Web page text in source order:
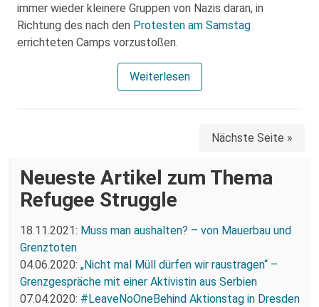
immer wieder kleinere Gruppen von Nazis daran, in
Richtung des nach den Protesten am Samstag
errichteten Camps vorzustoßen.
Weiterlesen
Nächste Seite »
Neueste Artikel zum Thema
Refugee Struggle
18.11.2021: Muss man aushalten? – von Mauerbau und
Grenztoten
04.06.2020: „Nicht mal Müll dürfen wir raustragen“ –
Grenzgespräche mit einer Aktivistin aus Serbien
07.04.2020: #LeaveNoOneBehind Aktionstag in Dresden